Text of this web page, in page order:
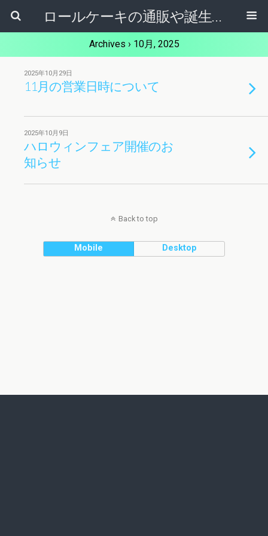
ロールケーキの通販や誕生日ケーキ【ケーキ屋健ちゃん】東大阪市
Archives › 10月, 2025
2025年10月29日
11月の営業日時について
2025年10月9日
ハロウィンフェア開催のお
知らせ
Back to top
Mobile Desktop